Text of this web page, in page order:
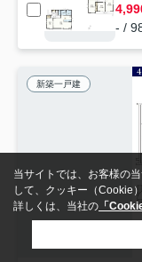
- /
新築一戸建
当サイトでは、お客様の
して、クッキー（Cookie
詳しくは、当社の 「